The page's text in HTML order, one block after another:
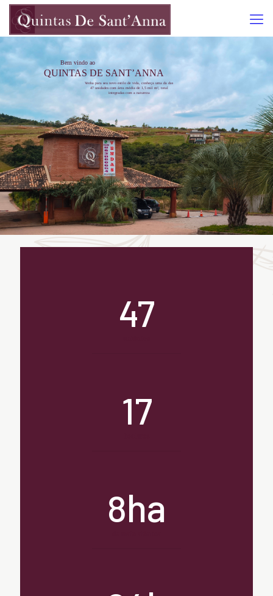
Bem vindo ao
QUINTAS DE SANT’ANNA
Venha para seu novo estilo de vida, conheça uma da das
47 unidades com área média de 1,5 mil m², total
integradas com a natureza
47
17
8ha